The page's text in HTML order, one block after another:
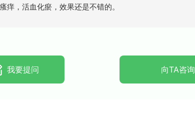
瘙痒，活血化瘀，效果还是不错的。
我要提问 向TA咨询